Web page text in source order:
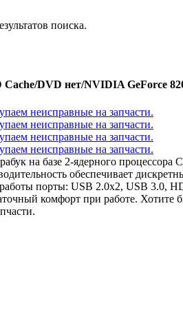
поиска.
Cache/DVD нет/NVIDIA GeForce
на базе 2-ядерного
обеспечивает
порты: USB 2.0x2, USB 3.0,
комфорт при работе. Хотите